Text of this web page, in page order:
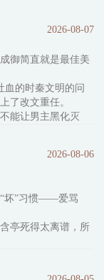
世界好拥挤，我还
景板却天不遂人愿
2026-08-07
御简直就是最佳美
血的时秦文明的问
了改文重任。
能让男主黑化灭
男主扭断脖子的丧
情羁绊，帮助他感
2026-08-06
“坏”习惯——爱骂
亭死得太离谱，所
糊咖，饿得眼冒金